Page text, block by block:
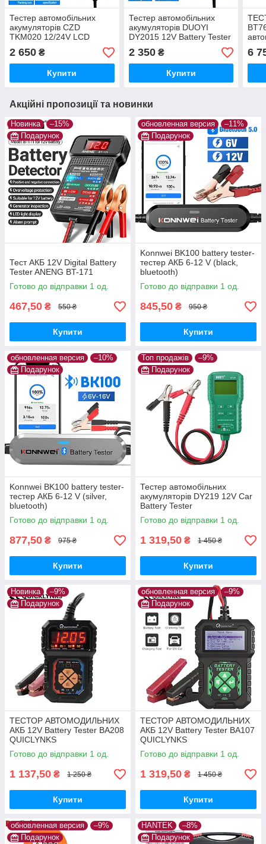
Тестер автомобільних
акумуляторів CZD
TKM020 12/24V LCD
Battery Tester аналізатор
акб
2 650 ₴
Купити
Тестер автомобільних
акумуляторів DUOYI
DY2015 12V Battery Tester
аналізатор акб
2 350₴
Купити
6
Акційні пропозиції та новинки
Новинка
–15%
Подарунок
Тест АКБ 12V Digital Battery
Tester ANENG BT-171
Готово до відправки 1 од.
467,50 ₴ 550 ₴
Купити
обновленная версия
–11%
Подарунок
Konnwei BK100 battery tester-
тестер АКБ 6-12 V (black,
bluetooth)
Готово до відправки 1 од.
845,50 ₴ 950 ₴
Купити
обновленная версия
–10%
Подарунок
Konnwei BK100 battery tester-
тестер АКБ 6-12 V (silver,
bluetooth)
Готово до відправки 1 од.
877,50 ₴ 975 ₴
Купити
Топ продажів
–9%
Подарунок
Тестер автомобільних
акумуляторів DY219 12V Car
Battery Tester
Готово до відправки 1 од.
1 319,50 ₴ 1 450 ₴
Купити
Новинка
–9%
Подарунок
ТЕСТОР АВТОМОДИЛЬНИХ
АКБ 12V Battery Tester BA208
QUICLYNKS
Готово до відправки 1 од.
1 137,50 ₴ 1 250 ₴
Купити
обновленная версия
–9%
Подарунок
ТЕСТОР АВТОМОДИЛЬНИХ
АКБ 12V Battery Tester BA107
QUICLYNKS
Готово до відправки 1 од.
1 319,50 ₴ 1 450 ₴
Купити
обновленная версия
–9%
Подарунок
HANTEK
–8%
Подарунок